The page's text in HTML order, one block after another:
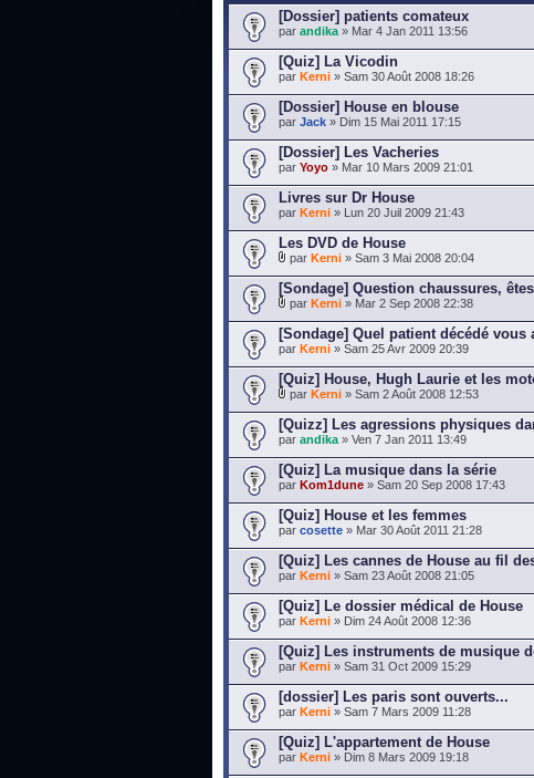
[Dossier] patients comateux
par andika » Mar 4 Jan 2011 13:56
[Quiz] La Vicodin
par Kerni » Sam 30 Août 2008 18:26
[Dossier] House en blouse
par Jack » Dim 15 Mai 2011 17:15
[Dossier] Les Vacheries
par Yoyo » Mar 10 Mars 2009 21:01
Livres sur Dr House
par Kerni » Lun 20 Juil 2009 21:43
Les DVD de House
par Kerni » Sam 3 Mai 2008 20:04
[Sondage] Question chaussures,
par Kerni » Mar 2 Sep 2008 22:38
[Sondage] Quel patient décédé
par Kerni » Sam 25 Avr 2009 20:39
[Quiz] House, Hugh Laurie et les
par Kerni » Sam 2 Août 2008 12:53
[Quizz] Les agressions physiques
par andika » Ven 7 Jan 2011 13:49
[Quiz] La musique dans la série
par Kom1dune » Sam 20 Sep 2008 17:43
[Quiz] House et les femmes
par cosette » Mar 30 Août 2011 21:28
[Quiz] Les cannes de House au fil
par Kerni » Sam 23 Août 2008 21:05
[Quiz] Le dossier médical de House
par Kerni » Dim 24 Août 2008 12:36
[Quiz] Les instruments de musique
par Kerni » Sam 31 Oct 2009 15:29
[dossier] Les paris sont ouverts...
par Kerni » Sam 7 Mars 2009 11:28
[Quiz] L'appartement de House
par Kerni » Dim 8 Mars 2009 19:18